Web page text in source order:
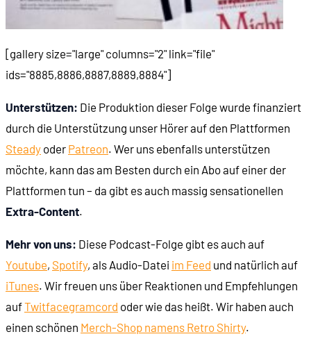
01:25:33 No Title
01:25:52 Das Interface
01:28:27 Die Karte von Might and Magic 4
01:29:09 No Title
01:29:53
01:30:51 No Title
01:31:43 Der Humor des Spiels
01:33:15 No Title
[gallery size="large" columns="2" link="file"
ids="8885,8886,8887,8889,8884"]
Unterstützen: Die Produktion dieser Folge wurde finanziert
durch die Unterstützung unser Hörer auf den Plattformen
Steady oder Patreon. Wer uns ebenfalls unterstützen
möchte, kann das am Besten durch ein Abo auf einer der
Plattformen tun – da gibt es auch massig sensationellen
Extra-Content.
Mehr von uns: Diese Podcast-Folge gibt es auch auf
Youtube, Spotify, als Audio-Datei im Feed und natürlich auf
iTunes. Wir freuen uns über Reaktionen und Empfehlungen
aufTwitfacegramcord oder wie das heißt. Wir haben auch
einen schönen Merch-Shop namens Retro Shirty.